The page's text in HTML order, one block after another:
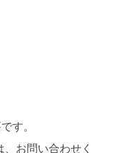
す。
お問い合わせく